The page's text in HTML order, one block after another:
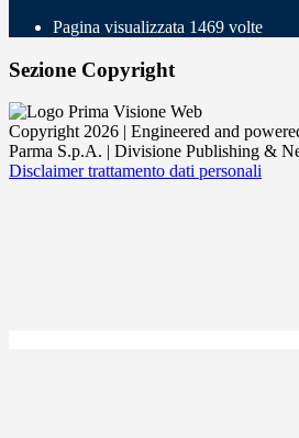
Pagina visualizzata 1469 volte
Sezione Copyright
Copyright 2026 | Engineered and
Parma S.p.A. | Divisione Publishing &
Disclaimer trattamento dati personali